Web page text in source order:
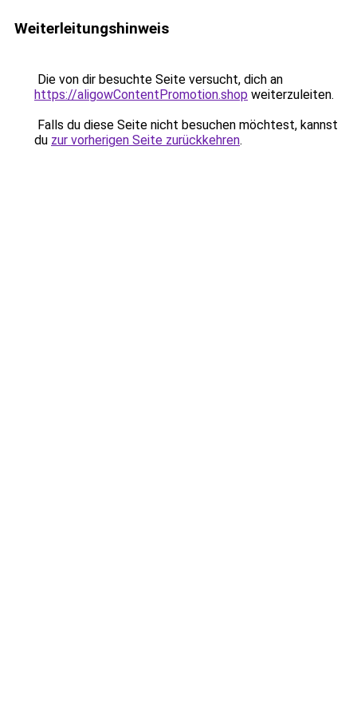
Weiterleitungshinweis
Die von dir besuchte Seite versucht, dich an
https://aligowContentPromotion.shop weiterzuleiten.
Falls du diese Seite nicht besuchen möchtest, kannst
du zur vorherigen Seite zurückkehren.